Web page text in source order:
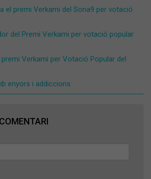
el premi Verkami del Sona9 per votació
del Premi Verkami per votació popular
Verkami per Votació Popular del
enyors i addiccions